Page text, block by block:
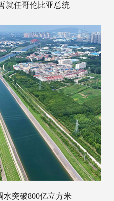
就任哥伦比亚总统
突破800亿立方米